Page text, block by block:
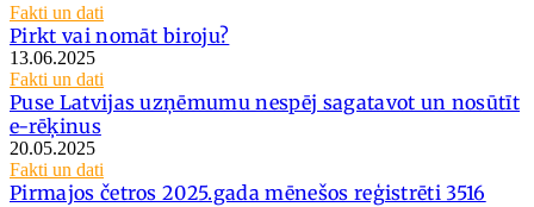
Fakti un dati
Pirkt vai nomāt biroju?
13.06.2025
Fakti un dati
Puse Latvijas uzņēmumu nespēj sagatavot un nosūtīt
e-rēķinus
20.05.2025
Fakti un dati
Pirmajos četros 2025.gada mēnešos reģistrēti 3516